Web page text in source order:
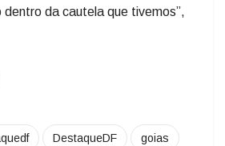
dentro da cautela que tivemos”,
DestaqueDF goias